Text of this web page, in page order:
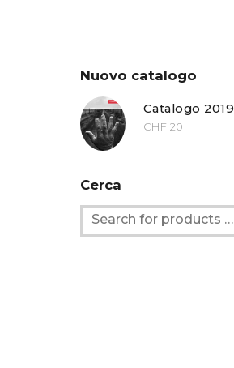
Nuovo catalogo
Catalogo 2019
CHF 20
Cerca